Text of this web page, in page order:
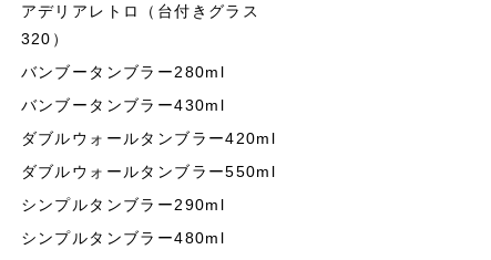
アデリアレトロ（台付きグラス
320）
バンブータンブラー280ml
バンブータンブラー430ml
ダブルウォールタンブラー420ml
ダブルウォールタンブラー550ml
シンプルタンブラー290ml
シンプルタンブラー480ml